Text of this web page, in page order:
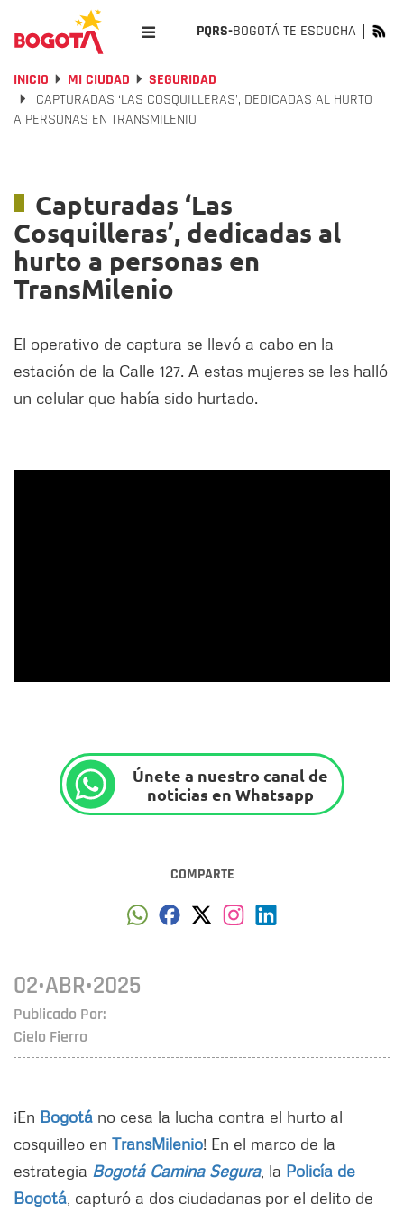
PQRS-BOGOTÁ TE ESCUCHA
INICIO MI CIUDAD
SEGURIDAD
CAPTURADAS ‘LAS COSQUILLERAS’, DEDICADAS AL HURTO
A PERSONAS EN TRANSMILENIO
Capturadas ‘Las
Cosquilleras’, dedicadas al
hurto a personas en
TransMilenio
El operativo de captura se llevó a cabo en la
estación de la Calle 127. A estas mujeres se les halló
un celular que había sido hurtado.
Únete a nuestro canal de
noticias en Whatsapp
COMPARTE
Publicado Por:
Cielo Fierro
02•ABR•2025
¡En Bogotá no cesa la lucha contra el hurto al
cosquilleo en TransMilenio! En el marco de la
estrategia Bogotá Camina Segura, la Policía de
Bogotá , capturó a dos ciudadanas por el delito de